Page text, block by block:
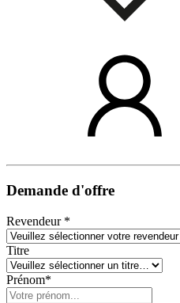
Demande d'offre
Revendeur *
Titre
Prénom*